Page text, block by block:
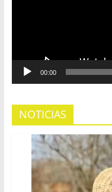
00:00
NOTICIAS